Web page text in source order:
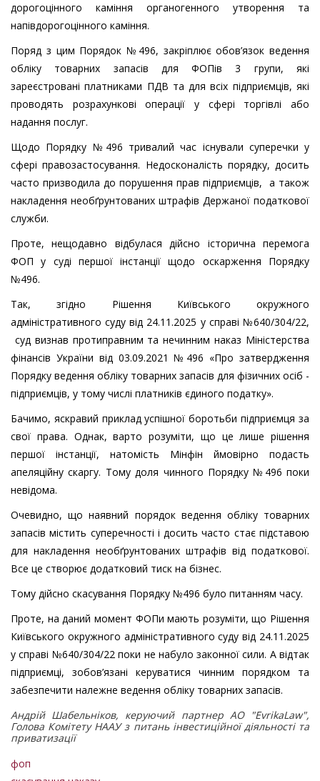
дорогоцінного каміння органогенного утворення та
напівдорогоцінного каміння.
Поряд з цим Порядок №496, закріплює обов’язок ведення
обліку товарних запасів для ФОПів 3 групи, які
зареєстровані платниками ПДВ та для всіх підприємців, які
проводять розрахункові операції у сфері торгівлі або
надання послуг.
Щодо Порядку №496 тривалий час існували суперечки у
сфері правозастосування. Недосконалість порядку, досить
часто призводила до порушення прав підприємців, а також
накладення необґрунтованих штрафів Держаної податкової
служби.
Проте, нещодавно відбулася дійсно історична перемога
ФОП у суді першої інстанції щодо оскарження Порядку
№496.
Так, згідно Рішення Київського окружного
адміністративного суду від 24.11.2025 у справі №640/304/22,
суд визнав протиправним та нечинним наказ Міністерства
фінансів України від 03.09.2021 №496 «Про затвердження
Порядку ведення обліку товарних запасів для фізичних осіб -
підприємців, у тому числі платників єдиного податку».
Бачимо, яскравий приклад успішної боротьби підприємця за
свої права. Однак, варто розуміти, що це лише рішення
першої інстанції, натомість Мінфін ймовірно подасть
апеляційну скаргу. Тому доля чинного Порядку №496 поки
невідома.
Очевидно, що наявний порядок ведення обліку товарних
запасів містить суперечності і досить часто стає підставою
для накладення необґрунтованих штрафів від податкової.
Все це створює додатковий тиск на бізнес.
Тому дійсно скасування Порядку №496 було питанням часу.
Проте, на даний момент ФОПи мають розуміти, що Рішення
Київського окружного адміністративного суду від 24.11.2025
у справі №640/304/22 поки не набуло законної сили. А відтак
підприємці, зобов’язані керуватися чинним порядком та
забезпечити належне ведення обліку товарних запасів.
Андрій Шабельніков, керуючий партнер АО "EvrikaLaw",
Голова Комітету НААУ з питань інвестиційної діяльності та
приватизації
фоп